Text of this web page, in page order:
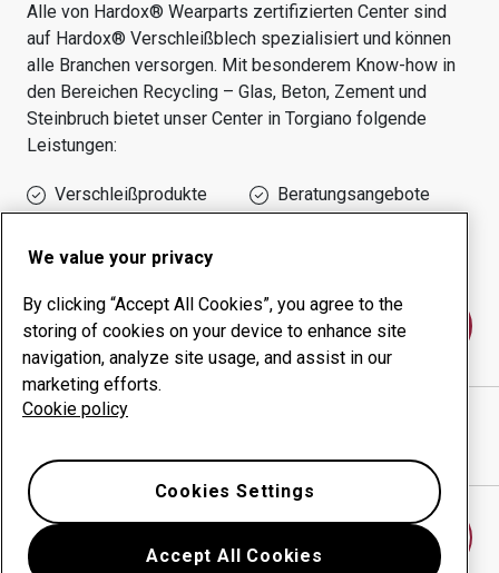
Alle von Hardox® Wearparts zertifizierten Center sind
auf Hardox® Verschleißblech spezialisiert und können
alle Branchen versorgen. Mit besonderem Know-how in
den Bereichen Recycling – Glas, Beton, Zement und
Steinbruch bietet unser Center in Torgiano folgende
Leistungen:
Verschleißprodukte
Beratungsangebote
Betriebszeit
Kontakt
WILSIDER SPA ABA
We value your privacy
By clicking “Accept All Cookies”, you agree to the
storing of cookies on your device to enhance site
navigation, analyze site usage, and assist in our
marketing efforts.
Cookie policy
Accept All Cookies
Cookies Settings